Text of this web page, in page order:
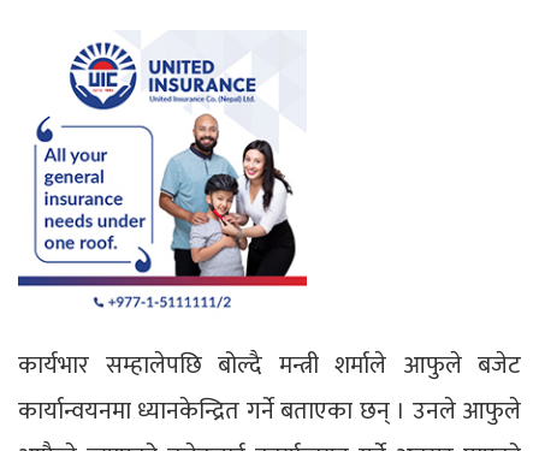
कार्यभार सम्हालेपछि बोल्दै मन्त्री शर्माले आफुले बजेट
कार्यान्वयनमा ध्यानकेन्द्रित गर्ने बताएका छन् । उनले आफुले